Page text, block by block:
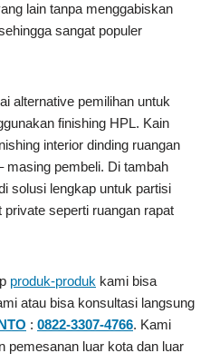
lain tanpa menggabiskan
sangat populer
alternative pemilihan untuk
finishing HPL. Kain
interior dinding ruangan
masing pembeli. Di tambah
solusi lengkap untuk partisi
seperti ruangan rapat
produk-produk kami bisa
atau bisa konsultasi langsung
: 0822-3307-4766. Kami
pemesanan luar kota dan luar